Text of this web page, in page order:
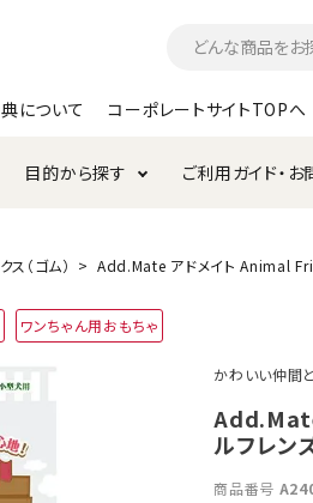
について コーポレートサイトTOPへ
お手入れ・ケア用品
サークル・ケージ
替え・交換パーツ
トイレタリー・消臭剤
キャリーバッグ
極上
けりぐるみ特集
目的から探す ご利用ガイド・
ご注文方法について
ス（ゴム） Add.Mate アドメイト Animal
ワンちゃん用おもちゃ
かわいい仲間
ルフレン
商品番号